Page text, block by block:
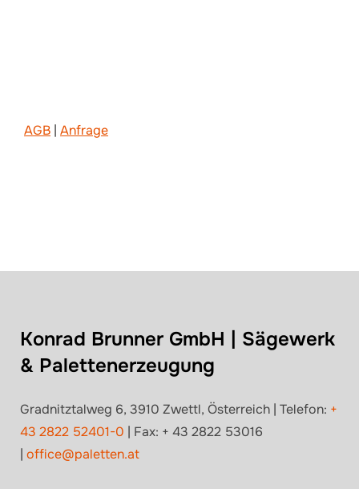
AGB | Anfrage
Konrad Brunner GmbH | Sägewerk
& Palettenerzeugung
Gradnitztalweg 6, 3910 Zwettl, Österreich | Telefon: +
43 2822 52401-0 | Fax: + 43 2822 53016
| office@paletten.at